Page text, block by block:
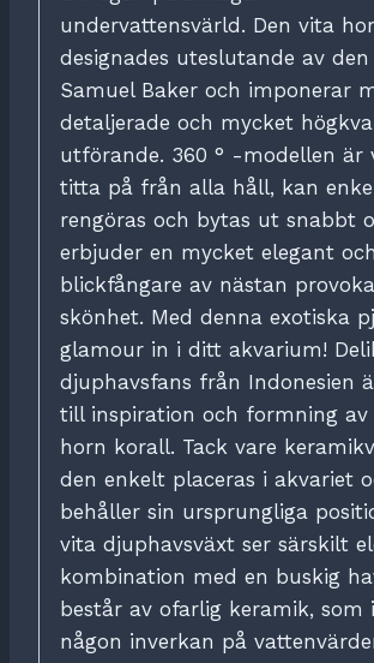
undervattensvärld. Den vita
designades uteslutande av
Samuel Baker och imponerar
detaljerade och mycket
utförande. 360 ° -modellen är
titta på från alla håll, kan
rengöras och bytas ut snabbt
erbjuder en mycket elegant
blickfångare av nästan
skönhet. Med denna exotiska
glamour in i ditt akvarium!
djuphavsfans från Indonesien
till inspiration och formning av
horn korall. Tack vare
den enkelt placeras i akvariet
behåller sin ursprungliga
vita djuphavsväxt ser särskilt
kombination med en buskig
består av ofarlig keramik, som
någon inverkan på